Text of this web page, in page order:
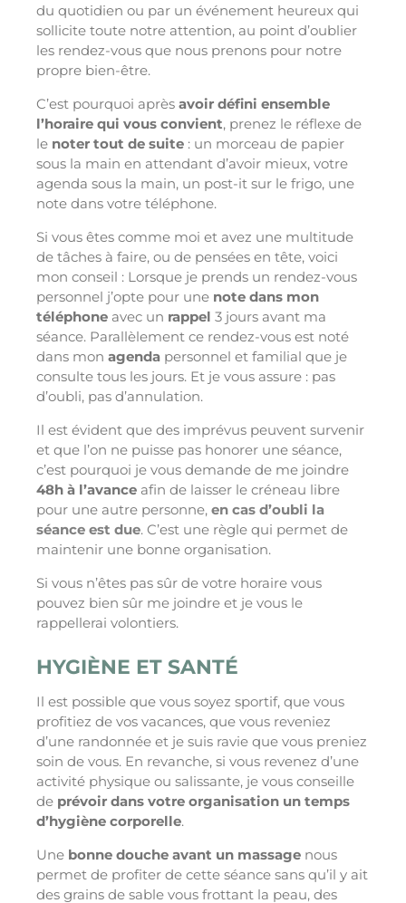
du quotidien ou par un événement heureux qui
sollicite toute notre attention, au point d’oublier
les rendez-vous que nous prenons pour notre
propre bien-être.
C’est pourquoi après avoir défini ensemble
l’horaire qui vous convient, prenez le réflexe de
le noter tout de suite : un morceau de papier
sous la main en attendant d’avoir mieux, votre
agenda sous la main, un post-it sur le frigo, une
note dans votre téléphone.
Si vous êtes comme moi et avez une multitude
de tâches à faire, ou de pensées en tête, voici
mon conseil : Lorsque je prends un rendez-vous
personnel j’opte pour une note dans mon
téléphone avec un rappel 3 jours avant ma
séance. Parallèlement ce rendez-vous est noté
dans mon agenda personnel et familial que je
consulte tous les jours. Et je vous assure : pas
d’oubli, pas d’annulation.
Il est évident que des imprévus peuvent survenir
et que l’on ne puisse pas honorer une séance,
c’est pourquoi je vous demande de me joindre
48h à l’avance afin de laisser le créneau libre
pour une autre personne, en cas d’oubli la
séance est due. C’est une règle qui permet de
maintenir une bonne organisation.
Si vous n’êtes pas sûr de votre horaire vous
pouvez bien sûr me joindre et je vous le
rappellerai volontiers.
HYGIÈNE ET SANTÉ
Il est possible que vous soyez sportif, que vous
profitiez de vos vacances, que vous reveniez
d’une randonnée et je suis ravie que vous preniez
soin de vous. En revanche, si vous revenez d’une
activité physique ou salissante, je vous conseille
de prévoir dans votre organisation un temps
d’hygiène corporelle.
Une bonne douche avant un massage nous
permet de profiter de cette séance sans qu’il y ait
des grains de sable vous frottant la peau, des